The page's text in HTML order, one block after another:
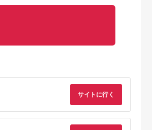
サイトに行く